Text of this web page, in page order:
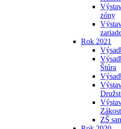
zóny
Rok 2021
Štúra
ZŠ